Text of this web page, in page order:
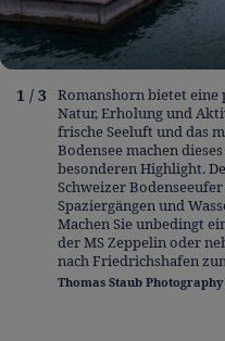
1 / 3
Romanshorn bietet eine
Natur, Erholung und
frische Seeluft und das
Bodensee machen
besonderen Highlight.
Schweizer
Spaziergängen und
Machen Sie unbedingt
der MS Zeppelin oder
nach Friedrichshafen
Thomas Staub Photography